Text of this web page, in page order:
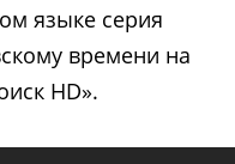
языке серия
времени на
HD».